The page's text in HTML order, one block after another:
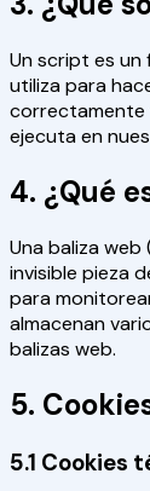
Un script es
utiliza para
correctamente
ejecuta en
4. ¿Qué
Una baliza
invisible pieza
para
almacenan
balizas web.
5.
5.1 Cookies